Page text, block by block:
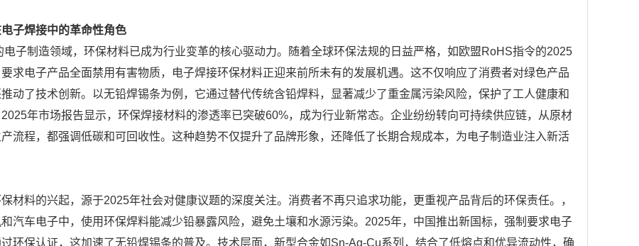
子焊接中的革命性角色
电子制造领域，环保材料已成为行业变革的核心驱动力。随着全球环保法规的日益严格，如欧盟RoHS指令的2025
求电子产品全面禁用有害物质，电子焊接环保材料正迎来前所未有的发展机遇。这不仅响应了消费者对绿色产品
动了技术创新。以无铅焊锡条为例，它通过替代传统含铅焊料，显著减少了重金属污染风险，保护了工人健康和
年市场报告显示，环保焊接材料的渗透率已突破60%，成为行业新常态。企业纷纷转向可持续供应链，从原材
流程，都强调低碳和可回收性。这种趋势不仅提升了品牌形象，还降低了长期合规成本，为电子制造业注入新活
材料的兴起，源于2025年社会对健康议题的深度关注。消费者不再只追求功能，更重视产品背后的环保责任。，
汽车电子中，使用环保焊料能减少铅暴露风险，避免土壤和水源污染。2025年，中国推出新国标，强制要求电子
环保认证，这加速了无铅焊锡条的普及。技术层面，新型合金如Sn-Ag-Cu系列，结合了低熔点和优异流动性，确